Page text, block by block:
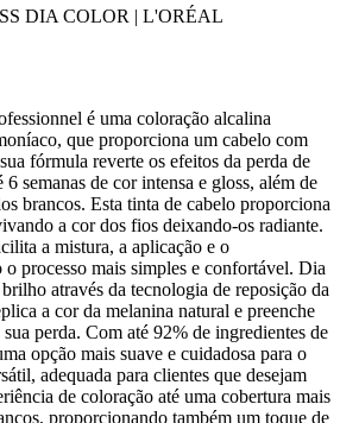
DIA COLOR | L'ORÉAL
é uma coloração alcalina
que proporciona um cabelo com
fórmula reverte os efeitos da perda de
semanas de cor intensa e gloss, além de
brancos. Esta tinta de cabelo proporciona
a cor dos fios deixando-os radiante.
a mistura, a aplicação e o
processo mais simples e confortável. Dia
através da tecnologia de reposição da
a cor da melanina natural e preenche
sua perda. Com até 92% de ingredientes de
opção mais suave e cuidadosa para o
adequada para clientes que desejam
de coloração até uma cobertura mais
proporcionando também um toque de